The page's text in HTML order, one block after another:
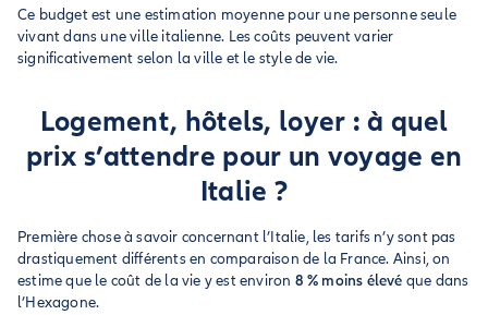
Ce budget est une estimation moyenne pour une personne seule
vivant dans une ville italienne. Les coûts peuvent varier
significativement selon la ville et le style de vie.
Logement, hôtels, loyer : à quel
prix s’attendre pour un voyage en
Italie ?
Première chose à savoir concernant l’Italie, les tarifs n’y sont pas
drastiquement différents en comparaison de la France. Ainsi, on
estime que le coût de la vie y est environ 8 % moins élevé que dans
l’Hexagone.